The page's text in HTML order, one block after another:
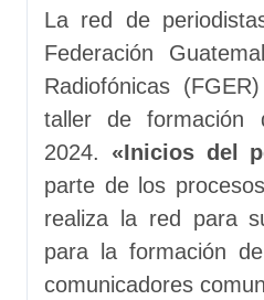
La red de
Federación
Radiofónicas
taller de formación
2024. «Inicios del
parte de los
realiza la red para
para la formación
comunicadores